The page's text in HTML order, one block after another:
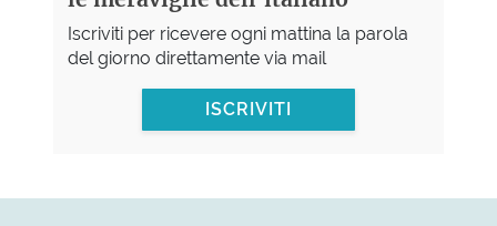
Iscriviti per ricevere ogni mattina la parola
del giorno direttamente via mail
ISCRIVITI